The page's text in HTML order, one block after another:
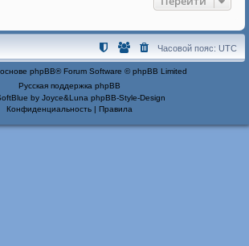
Часовой пояс: UTC
phpBB® Forum Software © phpBB Limited
Русская поддержка phpBB
by Joyce&Luna phpBB-Style-Design
Конфиденциальность| Правила